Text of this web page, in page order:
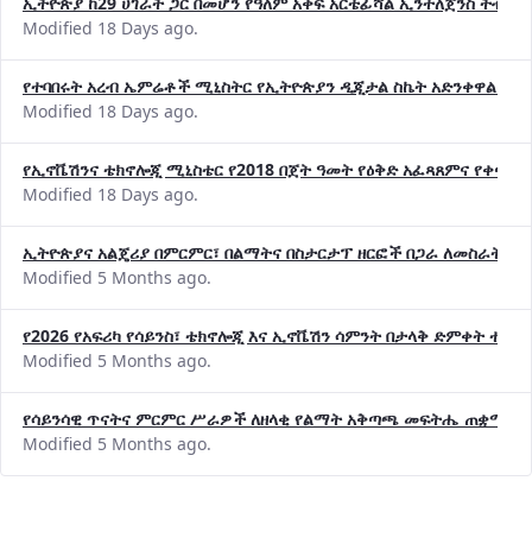
Modified 18 Days ago.
የተባበሩት አረብ ኤምሬቶች ሚኒስትር የኢትዮጵያን ዲጂታል ስኬት አድንቀዋል
Modified 18 Days ago.
የኢኖቬሽንና ቴክኖሎጂ ሚኒስቴር የ2018 በጀት ዓመት የዕቅድ አፈጻጸምና
Modified 18 Days ago.
ኢትዮጵያና አልጄሪያ በምርምር፣ በልማትና በስታርታፕ ዘርፎች በጋራ ለመስራት
Modified 5 Months ago.
የ2026 የአፍሪካ የሳይንስ፣ ቴክኖሎጂ እና ኢኖቬሽን ሳምንት በታላቅ ድምቀት
Modified 5 Months ago.
የሳይንሳዊ ጥናትና ምርምር ሥራዎች ለዘላቂ የልማት አቅጣጫ መፍትሔ ጠቋሚ
Modified 5 Months ago.